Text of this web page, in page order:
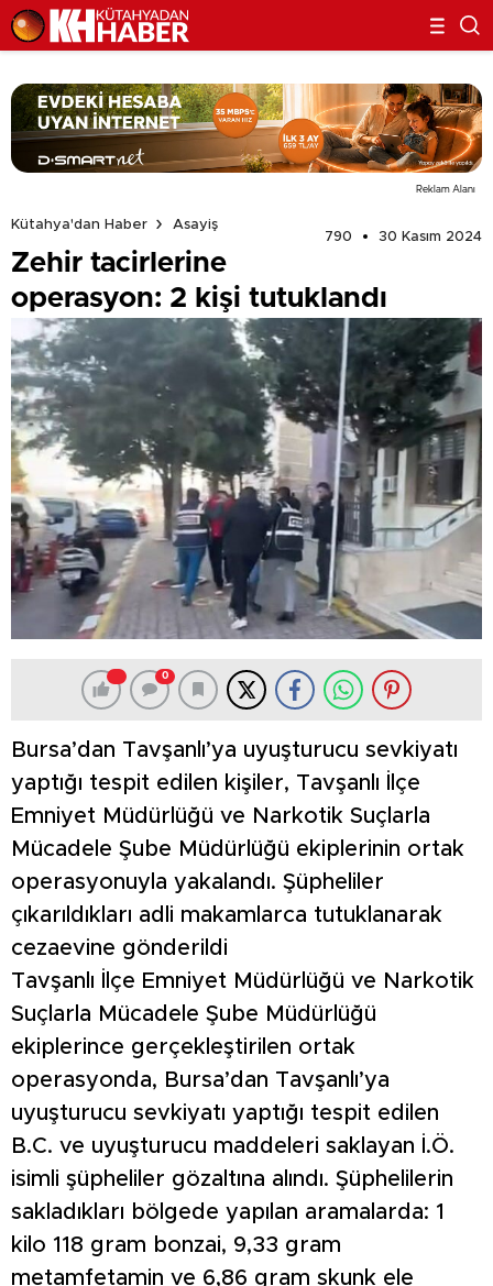
Reklam Alanı
Kütahya'dan Haber
Asayiş
790
30 Kasım 2024
Zehir tacirlerine
operasyon: 2 kişi tutuklandı
0
Bursa’dan Tavşanlı’ya uyuşturucu sevkiyatı
yaptığı tespit edilen kişiler, Tavşanlı İlçe
Emniyet Müdürlüğü ve Narkotik Suçlarla
Mücadele Şube Müdürlüğü ekiplerinin ortak
operasyonuyla yakalandı. Şüpheliler
çıkarıldıkları adli makamlarca tutuklanarak
cezaevine gönderildi
Tavşanlı İlçe Emniyet Müdürlüğü ve Narkotik
Suçlarla Mücadele Şube Müdürlüğü
ekiplerince gerçekleştirilen ortak
operasyonda, Bursa’dan Tavşanlı’ya
uyuşturucu sevkiyatı yaptığı tespit edilen
B.C. ve uyuşturucu maddeleri saklayan İ.Ö.
isimli şüpheliler gözaltına alındı. Şüphelilerin
sakladıkları bölgede yapılan aramalarda: 1
kilo 118 gram bonzai, 9,33 gram
metamfetamin ve 6,86 gram skunk ele